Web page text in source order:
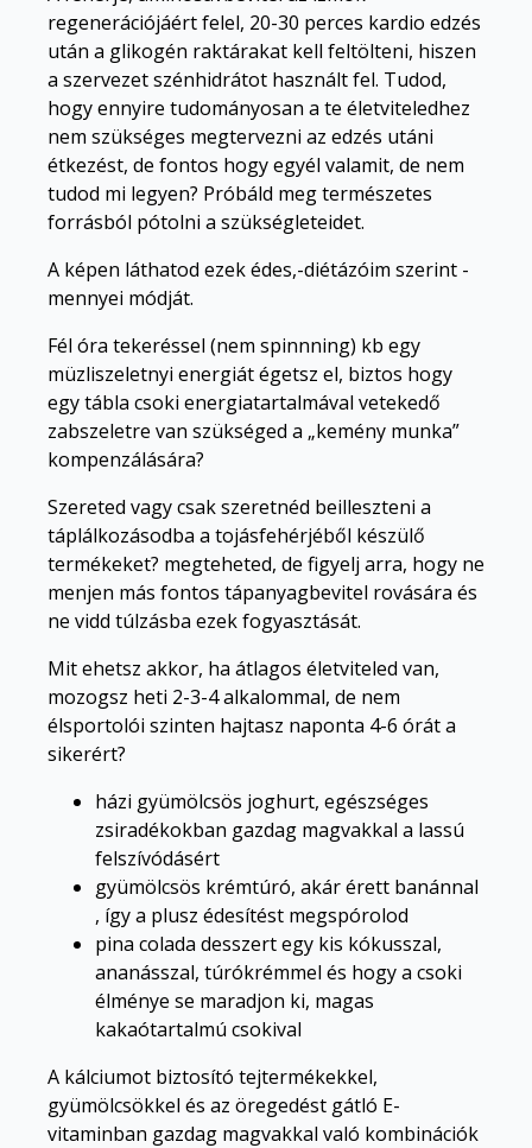
regenerációjáért felel, 20-30 perces kardio edzés
után a glikogén raktárakat kell feltölteni, hiszen
a szervezet szénhidrátot használt fel. Tudod,
hogy ennyire tudományosan a te életviteledhez
nem szükséges megtervezni az edzés utáni
étkezést, de fontos hogy egyél valamit, de nem
tudod mi legyen? Próbáld meg természetes
forrásból pótolni a szükségleteidet.
A képen láthatod ezek édes,-diétázóim szerint -
mennyei módját.
Fél óra tekeréssel (nem spinnning) kb egy
müzliszeletnyi energiát égetsz el, biztos hogy
egy tábla csoki energiatartalmával vetekedő
zabszeletre van szükséged a „kemény munka”
kompenzálására?
Szereted vagy csak szeretnéd beilleszteni a
táplálkozásodba a tojásfehérjéből készülő
termékeket? megteheted, de figyelj arra, hogy ne
menjen más fontos tápanyagbevitel rovására és
ne vidd túlzásba ezek fogyasztását.
Mit ehetsz akkor, ha átlagos életviteled van,
mozogsz heti 2-3-4 alkalommal, de nem
élsportolói szinten hajtasz naponta 4-6 órát a
sikerért?
házi gyümölcsös joghurt, egészséges
zsiradékokban gazdag magvakkal a lassú
felszívódásért
gyümölcsös krémtúró, akár érett banánnal
, így a plusz édesítést megspórolod
pina colada desszert egy kis kókusszal,
ananásszal, túrókrémmel és hogy a csoki
élménye se maradjon ki, magas
kakaótartalmú csokival
A kálciumot biztosító tejtermékekkel,
gyümölcsökkel és az öregedést gátló E-
vitaminban gazdag magvakkal való kombinációk